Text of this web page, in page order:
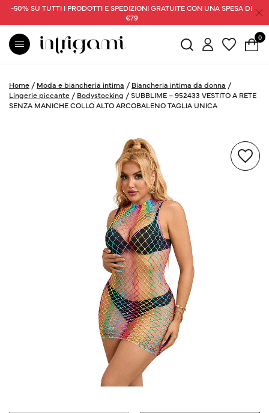
-50% SU TUTTI I PRODOTTI E SPEDIZIONI GRATUITE CON UNA SPESA DI
€79
0
Home / Moda e biancheria intima / Biancheria intima da donna /
Lingerie piccante / Bodystocking /SUBBLIME – 952433 VESTITO A RETE
SENZA MANICHE COLLO ALTO ARCOBALENO TAGLIA UNICA